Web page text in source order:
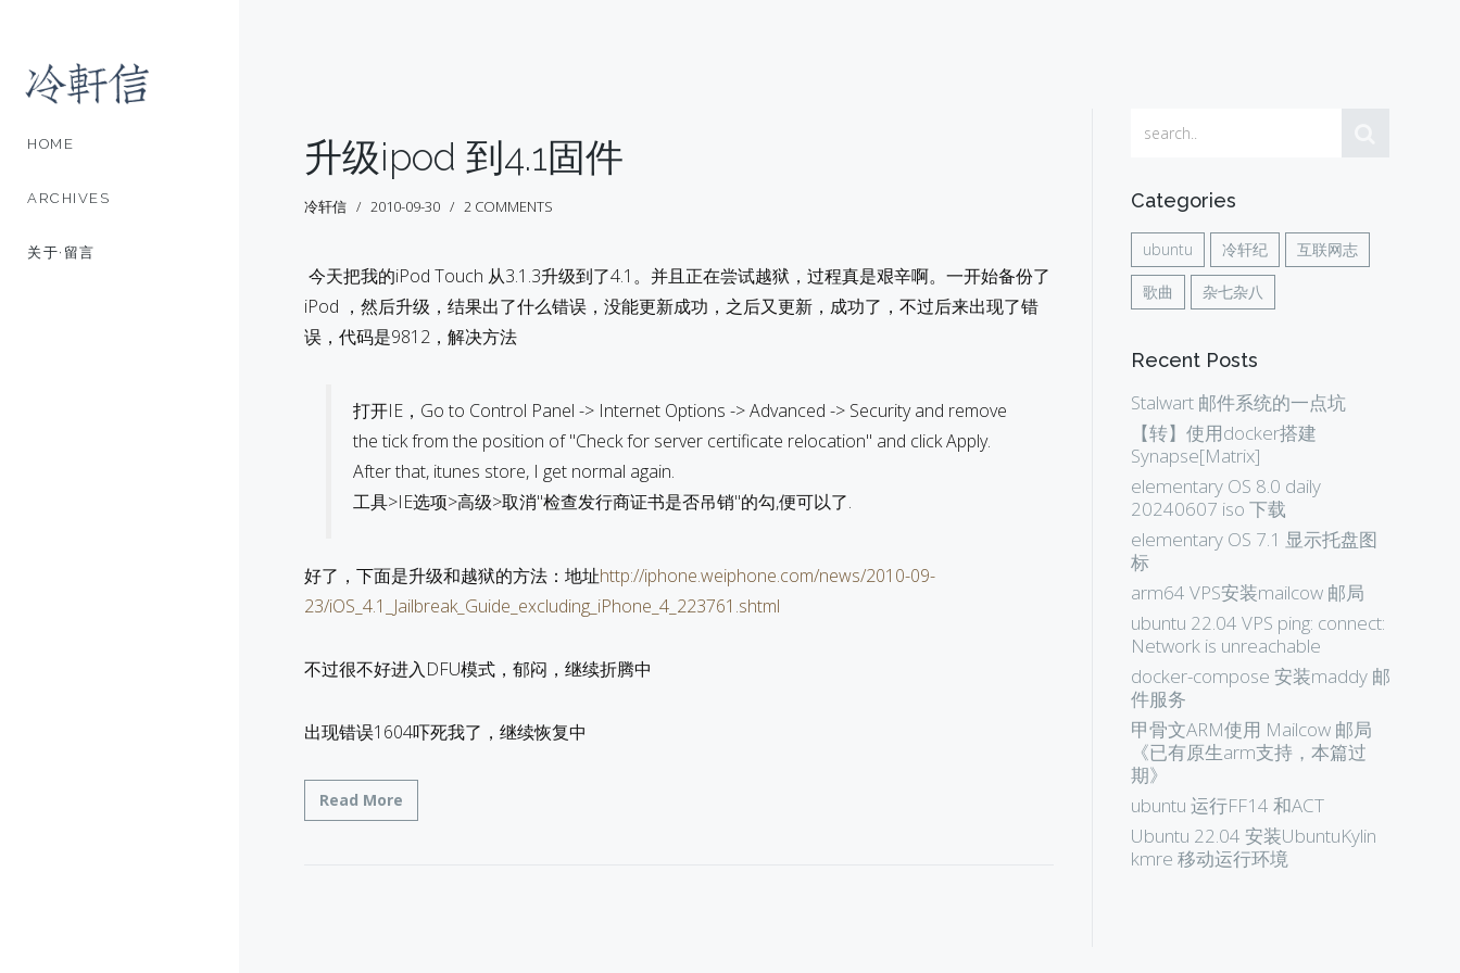
HOME
ARCHIVES
关于·留言
升级ipod 到4.1固件
冷轩信 2010-09-30 2 COMMENTS
今天把我的iPod Touch 从3.1.3升级到了4.1。并且正在尝试越狱，过程真是艰辛啊。一开始备份了
iPod ，然后升级，结果出了什么错误，没能更新成功，之后又更新，成功了，不过后来出现了错
误，代码是9812，解决方法
打开IE，Go to Control Panel -> Internet Options -> Advanced -> Security and remove
the tick from the position of "Check for server certificate relocation" and click Apply.
After that, itunes store, I get normal again.
工具>IE选项>高级>取消"检查发行商证书是否吊销"的勾,便可以了.
好了，下面是升级和越狱的方法：地址http://iphone.weiphone.com/news/2010-09-
23/iOS_4.1_Jailbreak_Guide_excluding_iPhone_4_223761.shtml
不过很不好进入DFU模式，郁闷，继续折腾中
出现错误1604吓死我了，继续恢复中
Read More
Categories
ubuntu 冷轩纪 互联网志
歌曲 杂七杂八
Recent Posts
Stalwart 邮件系统的一点坑
【转】使用docker搭建
Synapse[Matrix]
elementary OS 8.0 daily
20240607 iso 下载
elementary OS 7.1 显示托盘图
标
arm64 VPS安装mailcow 邮局
ubuntu 22.04 VPS ping: connect:
Network is unreachable
docker-compose 安装maddy 邮
件服务
甲骨文ARM使用 Mailcow 邮局
《已有原生arm支持，本篇过
期》
ubuntu 运行FF14 和ACT
Ubuntu 22.04 安装UbuntuKylin
kmre 移动运行环境